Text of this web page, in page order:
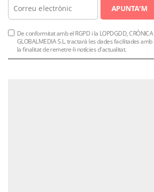
APUNTA'M
De conformitat amb el RGPD i la LOPDGDD, CRÒNICA
GLOBALMEDIA S.L. tractarà les dades facilitades amb
la finalitat de remetre-li notícies d'actualitat.